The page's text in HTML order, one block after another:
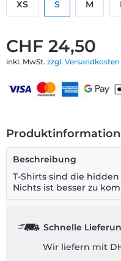
CHF 24,50
inkl. MwSt. zzgl. Versandkosten
XS S M
Beschreibung
T-Shirts sind die
Nichts ist besser zu
Schnelle
Wir liefern mit